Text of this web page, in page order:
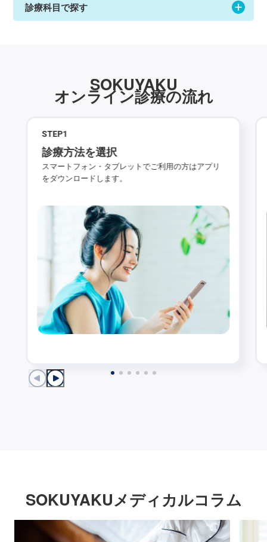
診療科目で探す
SOKUYAKU
オンライン診療の流れ
STEP1
診療方法を選択
スマートフォン・タブレットでご利用の方はアプリ
をダウンロードします。
SOKUYAKUメディカルコラム